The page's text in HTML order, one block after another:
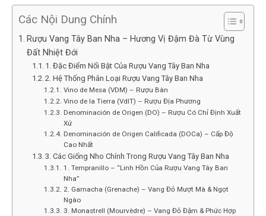
Các Nội Dung Chính
Rượu Vang Tây Ban Nha – Hương Vị Đậm Đà Từ Vùng
Đất Nhiệt Đới
1. Đặc Điểm Nổi Bật Của Rượu Vang Tây Ban Nha
2. Hệ Thống Phân Loại Rượu Vang Tây Ban Nha
Vino de Mesa (VDM) – Rượu Bàn
Vino de la Tierra (VdlT) – Rượu Địa Phương
Denominación de Origen (DO) – Rượu Có Chỉ Định Xuất
Xứ
Denominación de Origen Calificada (DOCa) – Cấp Độ
Cao Nhất
3. Các Giống Nho Chính Trong Rượu Vang Tây Ban Nha
1. Tempranillo – “Linh Hồn Của Rượu Vang Tây Ban
Nha”
2. Garnacha (Grenache) – Vang Đỏ Mượt Mà & Ngọt
Ngào
3. Monastrell (Mourvèdre) – Vang Đỏ Đậm & Phức Hợp